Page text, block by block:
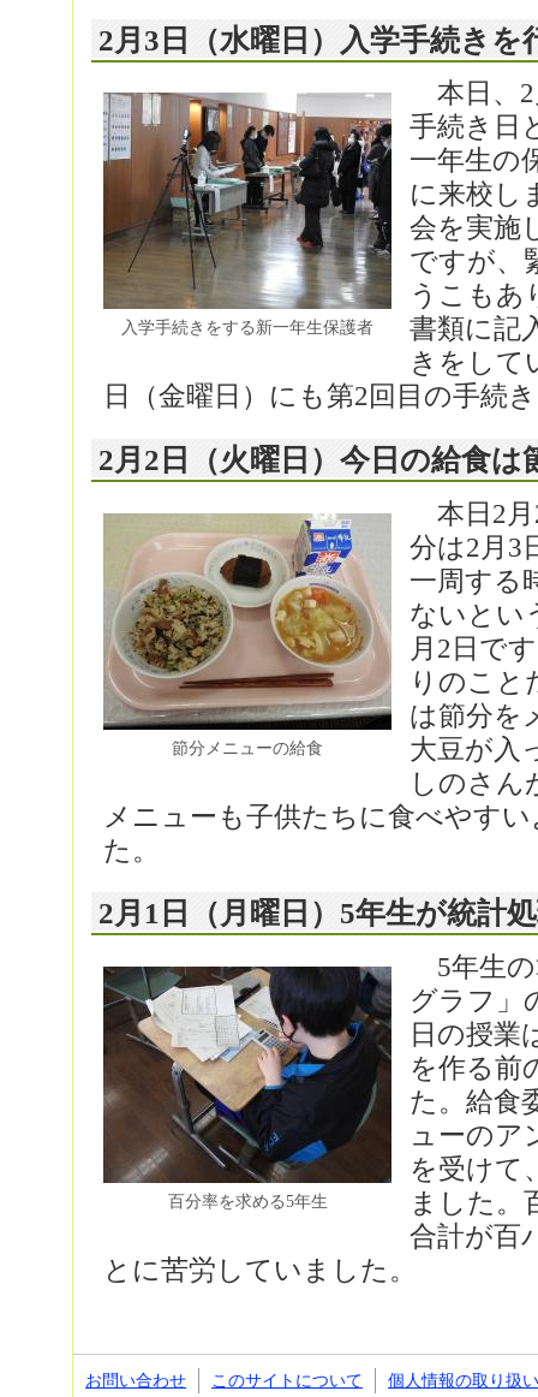
2月3日（水曜日）入学手続きを
入学手続きをする新一年生保護者
本日、2
手続き日
一年生の
に来校し
会を実施
ですが、
うこもあ
書類に記
きをして
日（金曜日）にも第2回目の手続
2月2日（火曜日）今日の給食
節分メニューの給食
本日2月
分は2月3
一周する
ないとい
月2日で
りのこと
は節分を
大豆が入
しのさん
メニューも子供たちに食べやす
た。
2月1日（月曜日）5年生が統計
百分率を求める5年生
5年生の
グラフ」
日の授業
を作る前
た。給食
ューのア
を受けて
ました。
合計が百
とに苦労していました。
お問い合わせ このサイトについて 個人情報の取り扱い